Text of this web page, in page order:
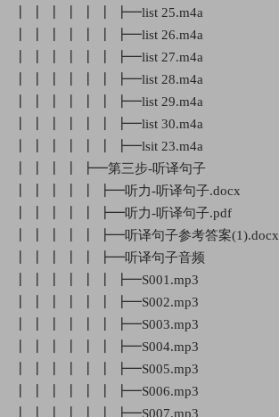
┃ ┃ ┃ ┃ ┃ ┃ ┣━list 25.m4a
┃ ┃ ┃ ┃ ┃ ┃ ┣━list 26.m4a
┃ ┃ ┃ ┃ ┃ ┃ ┣━list 27.m4a
┃ ┃ ┃ ┃ ┃ ┃ ┣━list 28.m4a
┃ ┃ ┃ ┃ ┃ ┃ ┣━list 29.m4a
┃ ┃ ┃ ┃ ┃ ┃ ┣━list 30.m4a
┃ ┃ ┃ ┃ ┃ ┃ ┣━lsit 23.m4a
┃ ┃ ┃ ┃ ┣━第三步-听译句子
┃ ┃ ┃ ┃ ┃ ┣━听力-听译句子.docx
┃ ┃ ┃ ┃ ┃ ┣━听力-听译句子.pdf
┃ ┃ ┃ ┃ ┃ ┣━听译句子参考答案(1).docx
┃ ┃ ┃ ┃ ┃ ┣━听译句子音频
┃ ┃ ┃ ┃ ┃ ┃ ┣━S001.mp3
┃ ┃ ┃ ┃ ┃ ┃ ┣━S002.mp3
┃ ┃ ┃ ┃ ┃ ┃ ┣━S003.mp3
┃ ┃ ┃ ┃ ┃ ┃ ┣━S004.mp3
┃ ┃ ┃ ┃ ┃ ┃ ┣━S005.mp3
┃ ┃ ┃ ┃ ┃ ┃ ┣━S006.mp3
┃ ┃ ┃ ┃ ┃ ┃ ┣━S007.mp3